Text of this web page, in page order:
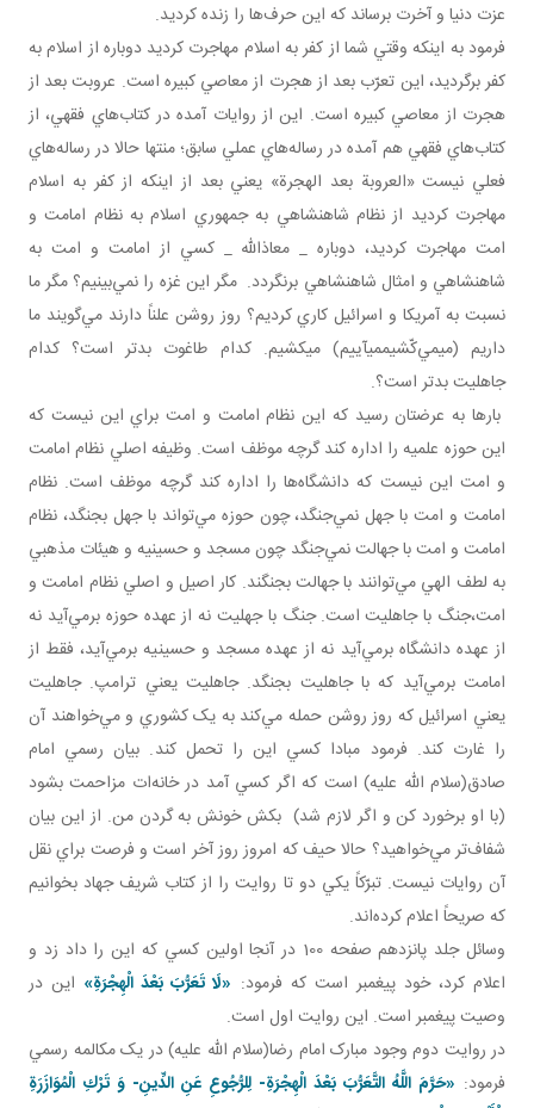
عزت دنيا و آخرت برساند که اين حرف‌ها را زنده کرديد.
فرمود به اينکه وقتي شما از کفر به اسلام مهاجرت کرديد دوباره از اسلام به
کفر برگرديد، اين تعرّب بعد از هجرت از معاصي کبيره است. عروبت بعد از
هجرت از معاصي کبيره است. اين از روايات آمده در کتاب‌هاي فقهي، از
کتاب‌هاي فقهي هم آمده در رساله‌هاي عملي سابق؛ منتها حالا در رساله‌هاي
فعلي نيست «العروبة بعد الهجرة» يعني بعد از اينکه از کفر به اسلام
مهاجرت کرديد از نظام شاهنشاهي به جمهوري اسلام به نظام امامت و
امت مهاجرت کرديد، دوباره _ معاذالله _ کسي از امامت و امت به
شاهنشاهي و امثال شاهنشاهي برنگردد. مگر اين غزه را نمي‌بينيم؟ مگر ما
نسبت به آمريکا و اسرائيل کاري کرديم؟ روز روشن علناً دارند مي‌گويند ما
داريم (می­مي‌کّشيممی­آييم) می­کشيم. کدام طاغوت بدتر است؟ کدام
جاهليت بدتر است؟.
بارها به عرضتان رسيد که اين نظام امامت و امت براي اين نيست که
اين حوزه علميه را اداره کند گرچه موظف است. وظيفه اصلي نظام امامت
و امت اين نيست که دانشگاه‌ها را اداره کند گرچه موظف است. نظام
امامت و امت با جهل نمي‌جنگد، چون حوزه مي‌تواند با جهل بجنگد، نظام
امامت و امت با جهالت نمي‌جنگد چون مسجد و حسينيه و هيئات مذهبي
به لطف الهي مي‌توانند با جهالت بجنگند. کار اصيل و اصلي نظام امامت و
امت،جنگ با جاهليت است. جنگ با جهليت نه از عهده حوزه برمي‌آيد نه
از عهده دانشگاه برمي‌آيد نه از عهده مسجد و حسينيه برمي‌آيد، فقط از
امامت برمي‌آيد که با جاهليت بجنگد. جاهليت يعني ترامپ. جاهليت
يعني اسرائيل که روز روشن حمله مي‌کند به يک کشوري و مي‌خواهند آن
را غارت کند. فرمود مبادا کسي اين را تحمل کند. بيان رسمي امام
صادق(سلام الله عليه) است که اگر کسي آمد در خانه‌ات مزاحمت بشود
(با او برخورد کن و اگر لازم شد) بکش خونش به گردن من. از اين بيان
شفاف‌تر مي‌خواهيد؟ حالا حيف که امروز روز آخر است و فرصت براي نقل
آن روايات نيست. تبرّکاً يکي دو تا روايت را از کتاب شريف جهاد بخوانيم
که صريحاً اعلام کرده‌اند.
وسائل جلد پانزدهم صفحه 100 در آنجا اولين کسي که اين را داد زد و
اعلام کرد، خود پيغمبر است که فرمود: «لَا تَعَرُّبَ بَعْدَ الْهِجْرَةِ» اين در
وصيت پيغمبر است. اين روايت اول است.
در روايت دوم وجود مبارک امام رضا(سلام الله عليه) در يک مکالمه رسمي‌
فرمود: «حَرَّمَ اللَّهُ التَّعَرُّبَ بَعْدَ الْهِجْرَةِ- لِلرُّجُوعِ عَنِ الدِّينِ- وَ تَرْكِ الْمُوَازَرَةِ